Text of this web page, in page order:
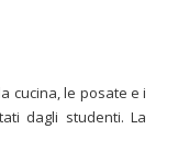
cucina, le posate e i
dagli studenti. La